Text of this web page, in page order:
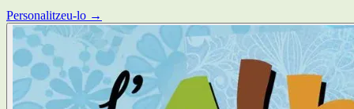
Personalitzeu-lo →